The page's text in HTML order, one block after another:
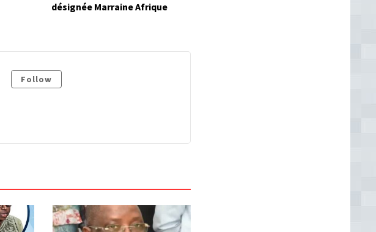
désignée Marraine Afrique
Follow